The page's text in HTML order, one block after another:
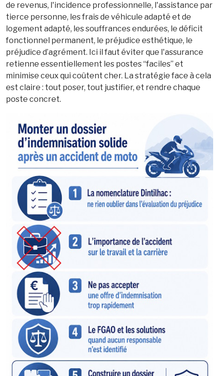
de revenus, l'incidence professionnelle, l'assistance par
tierce personne, les frais de véhicule adapté et de
logement adapté, les souffrances endurées, le déficit
fonctionnel permanent, le préjudice esthétique, le
préjudice d’agrément. Ici il faut éviter que l'assurance
retienne essentiellement les postes “faciles” et
minimise ceux qui coûtent cher. La stratégie face à cela
est claire : tout poser, tout justifier, et rendre chaque
poste concret.